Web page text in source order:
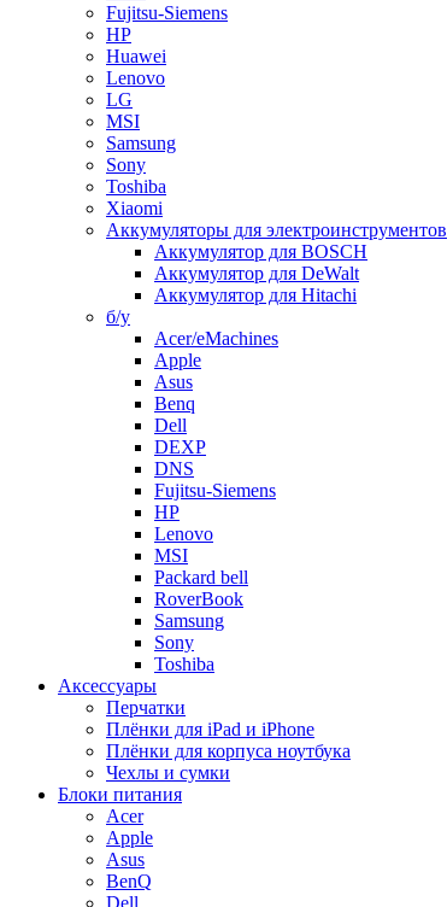
Fujitsu-Siemens
HP
Huawei
Lenovo
LG
MSI
Samsung
Sony
Toshiba
Xiaomi
Аккумуляторы для электроинструментов
Аккумулятор для BOSCH
Аккумулятор для DeWalt
Аккумулятор для Hitachi
б/у
Acer/eMachines
Apple
Asus
Benq
Dell
DEXP
DNS
Fujitsu-Siemens
HP
Lenovo
MSI
Packard bell
RoverBook
Samsung
Sony
Toshiba
Аксессуары
Перчатки
Плёнки для iPad и iPhone
Плёнки для корпуса ноутбука
Чехлы и сумки
Блоки питания
Acer
Apple
Asus
BenQ
Dell